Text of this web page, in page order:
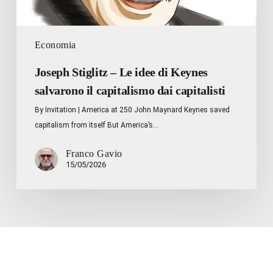
Economia
capitalismo
Joseph Stiglitz – Le idee di Keynes
salvarono il capitalismo dai capitalisti
By Invitation | America at 250 John Maynard Keynes saved
capitalism from itself But America’s…
Franco Gavio
15/05/2026